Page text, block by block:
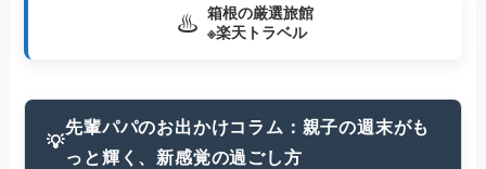
♨️ 箱根の厳選旅館
※楽天トラベル
💡
先輩パパのお出かけコラム：親子の週末がも
っと輝く、新感覚の過ごし方